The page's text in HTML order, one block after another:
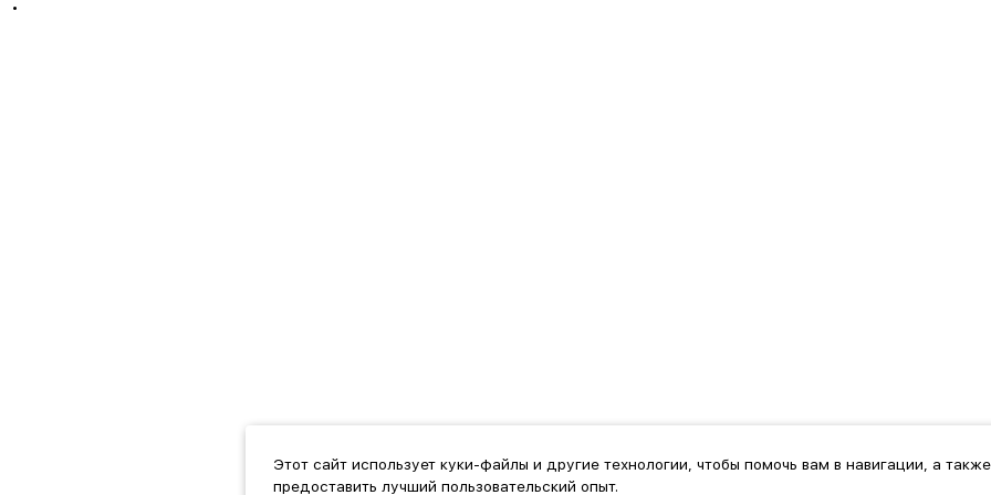
•
Этот сайт использует куки-файлы и другие технологии, чтобы помочь вам в навигации, а также
предоставить лучший пользовательский опыт.